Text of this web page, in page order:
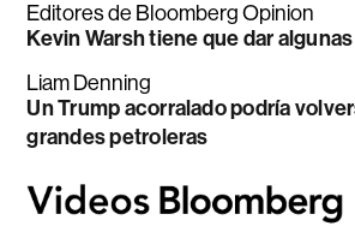
Editores de Bloomberg Opinion
Kevin Warsh tiene que dar
Liam Denning
Un Trump acorralado podría
grandes petroleras